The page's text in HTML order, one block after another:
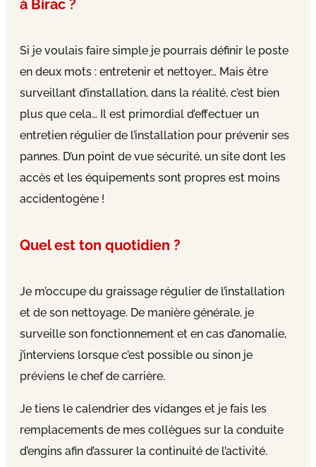
à Birac ?
Si je voulais faire simple je pourrais définir le poste
en deux mots : entretenir et nettoyer… Mais être
surveillant d’installation, dans la réalité, c’est bien
plus que cela… Il est primordial d’effectuer un
entretien régulier de l’installation pour prévenir ses
pannes. D’un point de vue sécurité, un site dont les
accès et les équipements sont propres est moins
accidentogène !
Quel est ton quotidien ?
Je m’occupe du graissage régulier de l’installation
et de son nettoyage. De manière générale, je
surveille son fonctionnement et en cas d’anomalie,
j’interviens lorsque c’est possible ou sinon je
préviens le chef de carrière.
Je tiens le calendrier des vidanges et je fais les
remplacements de mes collègues sur la conduite
d’engins afin d’assurer la continuité de l’activité.